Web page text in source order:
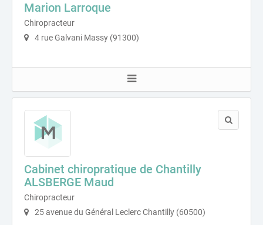
Marion Larroque
Chiropracteur
4 rue Galvani Massy (91300)
Cabinet chiropratique de Chantilly
ALSBERGE Maud
Chiropracteur
25 avenue du Général Leclerc Chantilly (60500)